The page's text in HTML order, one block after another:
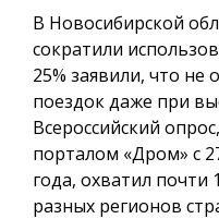
В Новосибирской
сократили
25% заявили, что не
поездок даже при
Всероссийский
порталом «Дром» с
года, охватил почти
разных регионов